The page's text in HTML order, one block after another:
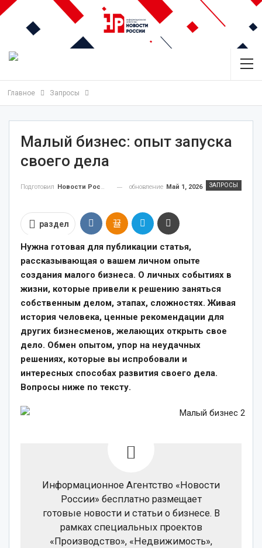
Главное Запросы
Малый бизнес: опыт запуска
своего дела
ЗАПРОСЫ
Подготовил Новости России обновление Май 1, 2026
раздел
Нужна готовая для публикации статья,
рассказывающая о вашем личном опыте
создания малого бизнеса. О личных событиях в
жизни, которые привели к решению заняться
собственным делом, этапах, сложностях. Живая
история человека, ценные рекомендации для
других бизнесменов, желающих открыть свое
дело. Обмен опытом, упор на неудачных
решениях, которые вы испробовали и
интересных способах развития своего дела.
Вопросы ниже по тексту.
Информационное Агентство «Новости
России» бесплатно размещает
готовые новости и статьи о бизнесе. В
рамках специальных проектов
«Производство», «Недвижимость»,